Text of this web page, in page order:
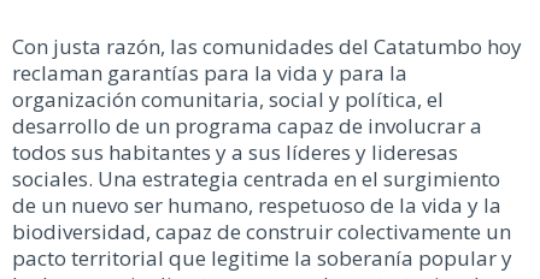
Con justa razón, las comunidades del Catatumbo hoy
reclaman garantías para la vida y para la
organización comunitaria, social y política, el
desarrollo de un programa capaz de involucrar a
todos sus habitantes y a sus líderes y lideresas
sociales. Una estrategia centrada en el surgimiento
de un nuevo ser humano, respetuoso de la vida y la
biodiversidad, capaz de construir colectivamente un
pacto territorial que legitime la soberanía popular y